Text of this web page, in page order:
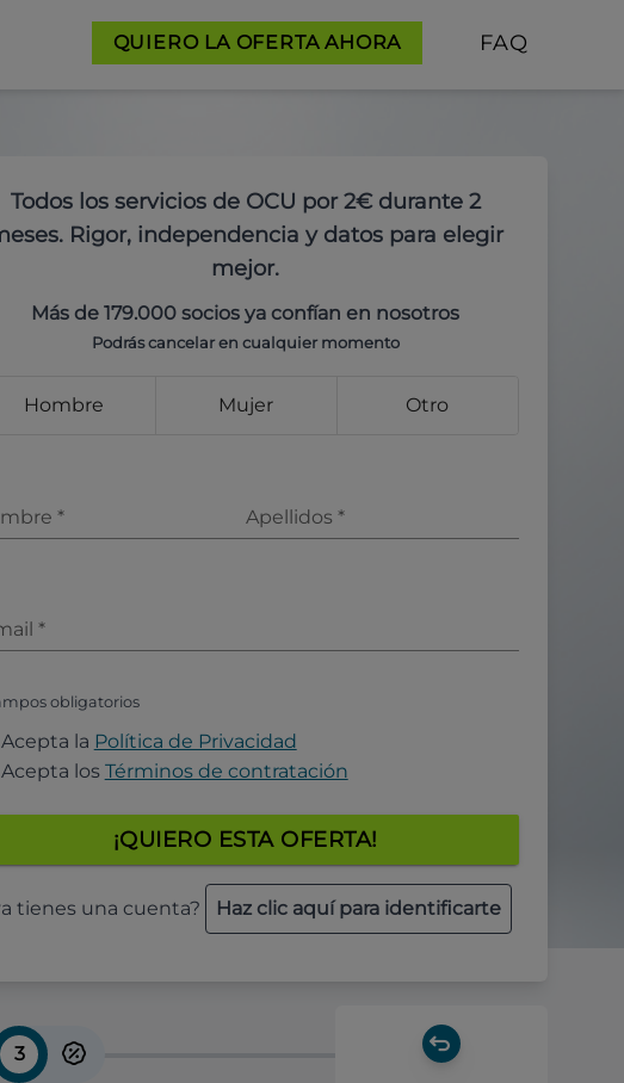
QUIERO LA OFERTA AHORA FAQ
Todos los servicios de OCU por 2€ durante 2
Rigor, independencia y datos para elegir
mejor.
Más de 179.000 socios ya confían en nosotros
Podrás cancelar en cualquier momento
Hombre Mujer Otro
* Apellidos *
*
obligatorios
Acepta la Política de Privacidad
Acepta los Términos de contratación
¡QUIERO ESTA OFERTA!
tienes una cuenta? Haz clic aquí para identificarte
3